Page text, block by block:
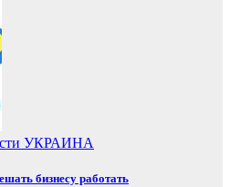
УКРАИНА
бизнесу работать